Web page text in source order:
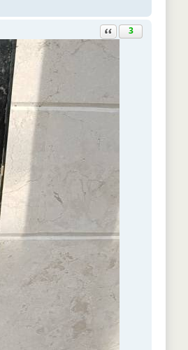
Ответить с цитатой
3